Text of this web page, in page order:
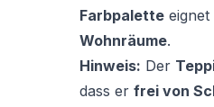
Farbpalette
Wohnräume.
Hinweis: Der
dass er frei von